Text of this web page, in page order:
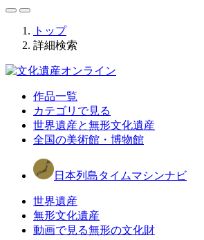
トップ
詳細検索
作品一覧
カテゴリで見る
世界遺産と無形文化遺産
全国の美術館・博物館
日本列島タイムマシンナビ
世界遺産
無形文化遺産
動画で見る無形の文化財